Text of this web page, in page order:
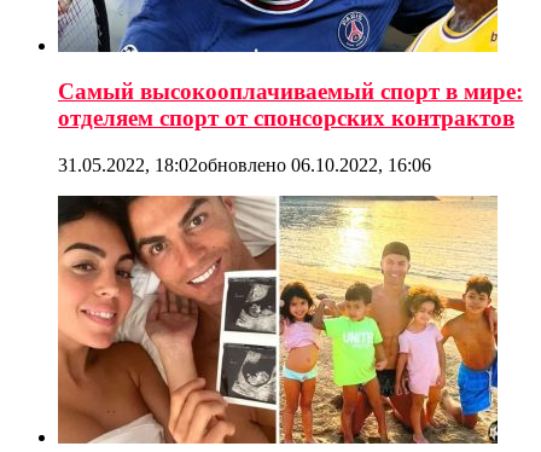
Самый высокооплачиваемый спорт в мире:
отделяем спорт от спонсорских контрактов
31.05.2022, 18:02обновлено 06.10.2022, 16:06